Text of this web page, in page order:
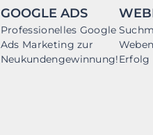
GOOGLE ADS
Professionelles Google
Ads Marketing zur
Neukundengewinnung!Erfolg